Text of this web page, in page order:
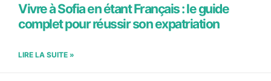
Vivre à Sofia en étant Français : le guide
complet pour réussir son expatriation
LIRE LA SUITE »